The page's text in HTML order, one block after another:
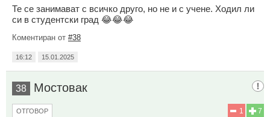
Те се занимават с всичко друго, но не и с учене. Ходил ли
си в студентски град 😂😂😂
Коментиран от #38
16:12 15.01.2025
38 Мостовак
7
1
ОТГОВОР